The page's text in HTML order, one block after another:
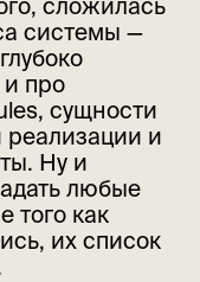
сложилась
системы —
и про
сущности
реализации и
Ну и
любые
того как
их список